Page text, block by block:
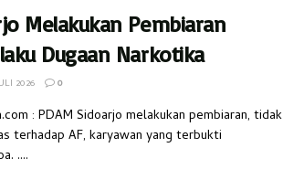
Melakukan Pembiaran
Dugaan Narkotika
2026 0
: PDAM Sidoarjo melakukan pembiaran, tidak
terhadap AF, karyawan yang terbukti
....